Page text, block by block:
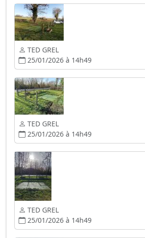
TED GREL
25/01/2026 à 14h49
TED GREL
25/01/2026 à 14h49
TED GREL
25/01/2026 à 14h49